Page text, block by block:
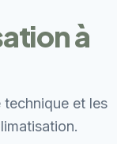
à
technique et les